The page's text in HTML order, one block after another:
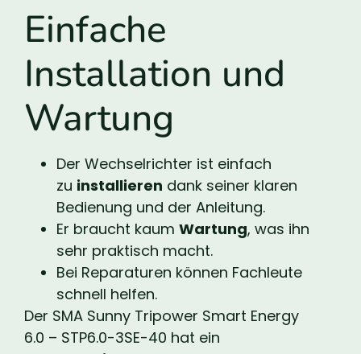
Einfache
Installation und
Wartung
Der Wechselrichter ist einfach
zu installieren dank seiner klaren
Bedienung und der Anleitung.
Er braucht kaum Wartung, was ihn
sehr praktisch macht.
Bei Reparaturen können Fachleute
schnell helfen.
Der SMA Sunny Tripower Smart Energy
6.0 – STP6.0-3SE-40 hat ein